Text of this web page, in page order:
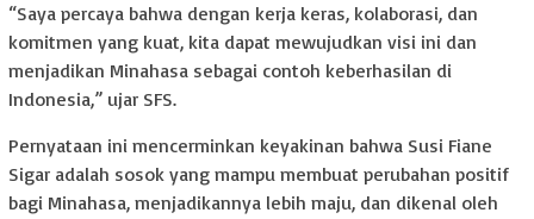
“Saya percaya bahwa dengan kerja keras, kolaborasi, dan
komitmen yang kuat, kita dapat mewujudkan visi ini dan
menjadikan Minahasa sebagai contoh keberhasilan di
Indonesia,” ujar SFS.
Pernyataan ini mencerminkan keyakinan bahwa Susi Fiane
Sigar adalah sosok yang mampu membuat perubahan positif
bagi Minahasa, menjadikannya lebih maju, dan dikenal oleh